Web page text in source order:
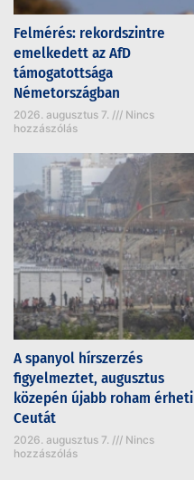
Felmérés: rekordszintre
emelkedett az AfD
támogatottsága
Németországban
2026. augusztus 7.
Nincs
hozzászólás
A spanyol hírszerzés
figyelmeztet, augusztus
közepén újabb roham érheti
Ceutát
2026. augusztus 7.
Nincs
hozzászólás